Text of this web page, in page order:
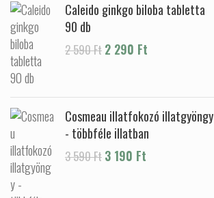
Caleido ginkgo biloba tabletta
90 db
2 590Ft Original price was: 2 590 Ft.
2 290 Ft
Cosmeau illatfokozó illatgyöngy
- többféle illatban
3 590Ft 3 190 Ft